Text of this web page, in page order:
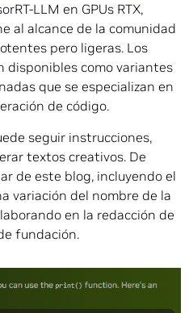
LLM en GPUs RTX,
al alcance de la comunidad
pero ligeras. Los
disponibles como variantes
que se especializan en
de código.
seguir instrucciones,
textos creativos. De
de este blog, incluyendo el
variación del nombre de la
en la redacción de
fundación.